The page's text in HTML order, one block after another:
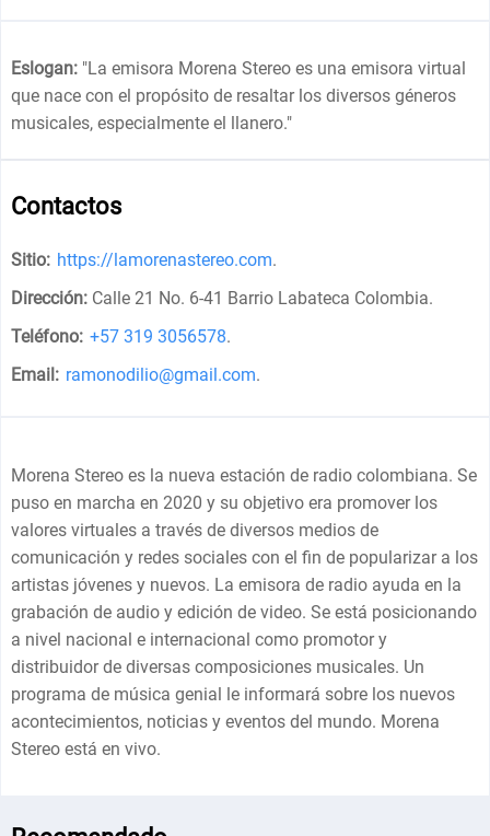
Eslogan: "La emisora Morena Stereo es una emisora virtual
que nace con el propósito de resaltar los diversos géneros
musicales, especialmente el llanero."
Contactos
Sitio: https://lamorenastereo.com.
Dirección: Calle 21 No. 6-41 Barrio Labateca Colombia.
Teléfono: +57 319 3056578.
Email: ramonodilio@gmail.com.
Morena Stereo es la nueva estación de radio colombiana. Se
puso en marcha en 2020 y su objetivo era promover los
valores virtuales a través de diversos medios de
comunicación y redes sociales con el fin de popularizar a los
artistas jóvenes y nuevos. La emisora de radio ayuda en la
grabación de audio y edición de video. Se está posicionando
a nivel nacional e internacional como promotor y
distribuidor de diversas composiciones musicales. Un
programa de música genial le informará sobre los nuevos
acontecimientos, noticias y eventos del mundo. Morena
Stereo está en vivo.